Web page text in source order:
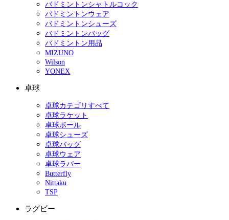
バドミントンシャトルコック
バドミントンウェア
バドミントンシューズ
バドミントンバッグ
バドミントン用品
MIZUNO
Wilson
YONEX
卓球
卓球カテゴリすべて
卓球ラケット
卓球ボール
卓球シューズ
卓球バッグ
卓球ウェア
卓球ラバー
Butterfly
Nittaku
TSP
ラグビー